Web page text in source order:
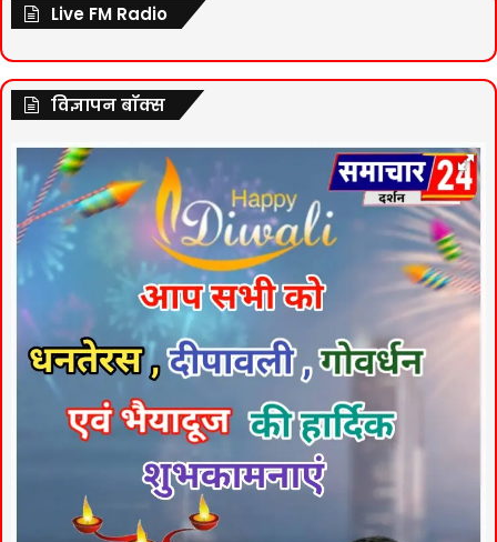
Live FM Radio
विज्ञापन बॉक्स